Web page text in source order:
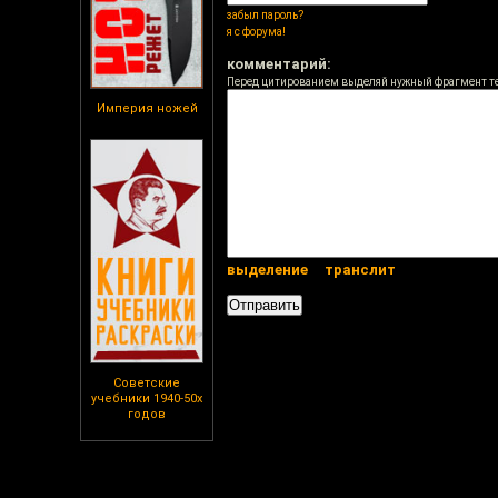
Империя ножей
Советские
учебники 1940-50х
годов
забыл пароль?
я с форума!
комментарий:
Перед цитированием выделяй нужный фрагмент
выделение транслит